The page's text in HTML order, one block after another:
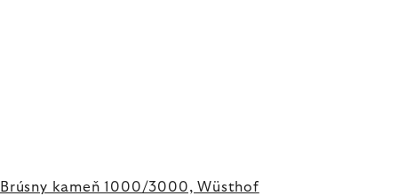
Brúsny kameň 1000/3000, Wüsthof